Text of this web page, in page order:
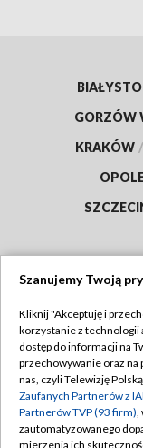
GORZÓW
KRAKÓW /
Abonament TVP
Emisja w TVP
Centrum
Szanujemy Twoją
Kliknij "Akceptuję i
korzystanie z technologii
dostęp do informacji na
przechowywanie oraz na
nas, czyli Telewizję
Zaufanych Partnerów z
Partnerów TVP (93 firm),
zautomatyzowanego
mierzenia ich